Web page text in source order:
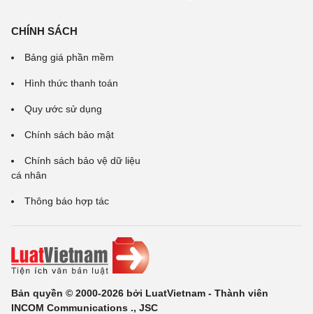
CHÍNH SÁCH
Bảng giá phần mềm
Hình thức thanh toán
Quy ước sử dụng
Chính sách bảo mật
Chính sách bảo vệ dữ liệu
cá nhân
Thông báo hợp tác
Bản quyền © 2000-2026 bởi LuatVietnam - Thành viên
INCOM Communications ., JSC